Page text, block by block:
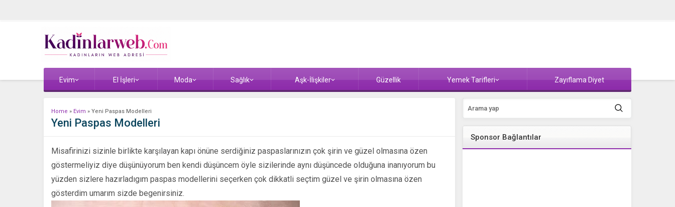
Evim El İşleri Moda Sağlık Aşk-İlişkiler Güzellik Yemek Tarifleri Zayıflama Diyet
Home » Evim » Yeni Paspas Modelleri
Yeni Paspas Modelleri
Misafirinizi sizinle birlikte karşılayan kapı önüne serdiğiniz paspaslarınızın çok şirin ve güzel olmasına özen
göstermeliyiz diye düşünüyorum ben kendi düşüncem öyle sizilerinde aynı düşüncede olduğuna inanıyorum bu
yüzden sizlere hazırladıgım paspas modellerini seçerken çok dikkatli seçtim güzel ve şirin olmasına özen
gösterdim umarım sizde begenirsiniz.
Sponsor Bağlantılar